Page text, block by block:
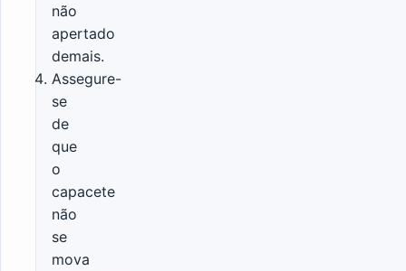
não
apertado
demais.
Assegure-
se
de
que
o
capacete
não
se
mova